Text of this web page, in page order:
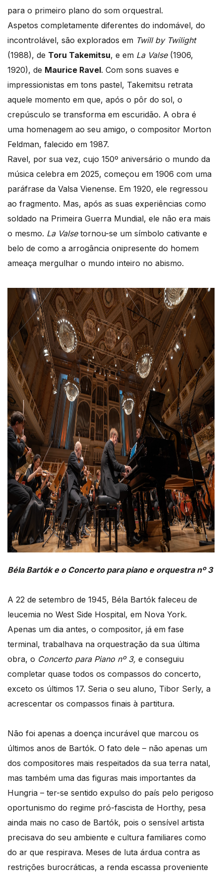
para o primeiro plano do som orquestral.
Aspetos completamente diferentes do indomável, do
incontrolável, são explorados em Twill by Twilight
(1988), de Toru Takemitsu, e em La Valse(1906,
1920), de Maurice Ravel. Com sons suaves e
impressionistas em tons pastel, Takemitsu retrata
aquele momento em que, após o pôr do sol, o
crepúsculo se transforma em escuridão. A obra é
uma homenagem ao seu amigo, o compositor Morton
Feldman, falecido em 1987.
Ravel, por sua vez, cujo 150º aniversário o mundo da
música celebra em 2025, começou em 1906 com uma
paráfrase da Valsa Vienense. Em 1920, ele regressou
ao fragmento. Mas, após as suas experiências como
soldado na Primeira Guerra Mundial, ele não era mais
o mesmo. La Valsetornou-se um símbolo cativante e
belo de como a arrogância onipresente do homem
ameaça mergulhar o mundo inteiro no abismo.
Béla Bartók e o Concerto para piano e orquestra nº 3
A 22 de setembro de 1945, Béla Bartók faleceu de
leucemia no West Side Hospital, em Nova York.
Apenas um dia antes, o compositor, já em fase
terminal, trabalhava na orquestração da sua última
obra, o Concerto para Piano nº 3, e conseguiu
completar quase todos os compassos do concerto,
exceto os últimos 17. Seria o seu aluno, Tibor Serly, a
acrescentar os compassos finais à partitura.
Não foi apenas a doença incurável que marcou os
últimos anos de Bartók. O fato dele – não apenas um
dos compositores mais respeitados da sua terra natal,
mas também uma das figuras mais importantes da
Hungria – ter-se sentido expulso do país pelo perigoso
oportunismo do regime pró-fascista de Horthy, pesa
ainda mais no caso de Bartók, pois o sensível artista
precisava do seu ambiente e cultura familiares como
do ar que respirava. Meses de luta árdua contra as
restrições burocráticas, a renda escassa proveniente